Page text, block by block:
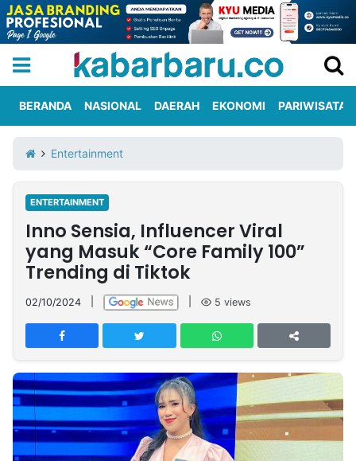
Iklan
Berita
Kami
Nasional
International
Olahraga
Entertainment
Daerah
Pariwisata
Kuliner
Kolom
Network
PT
TREETAN
INDONESIA
Partner
BERANDA NASIONAL DAERAH EKONOMI PARIWISATA
Entertainment
ENTERTAINMENT
Inno Sensia, Influencer Viral
yang Masuk “Core Family 100”
Trending di Tiktok
02/10/2024 5 views